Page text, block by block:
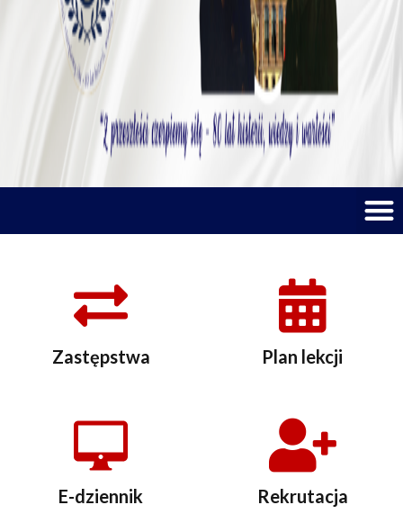
Zastępstwa Plan lekcji
E-dziennik Rekrutacja